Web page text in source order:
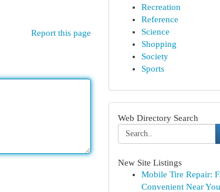
Report this page
Recreation
Reference
Science
Shopping
Society
Sports
Web Directory Search
New Site Listings
Mobile Tire Repair:
Convenient Near You